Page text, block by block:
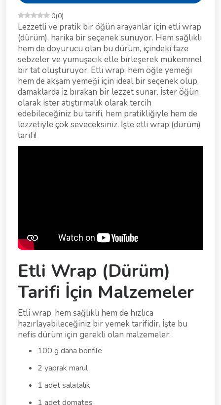
0(0)
Lezzetli ve pratik bir öğün arayanlar için etli wrap
(dürüm), harika bir seçenek sunuyor. Hem sağlıklı
hem de doyurucu olan bu dürüm, içindeki taze
sebzeler ve yumuşacık etle birleşerek mükemmel
bir tat oluşturuyor. Etli wrap, hem öğle yemeği
hem de akşam yemeği için ideal bir seçenek olup,
damaklarda iz bırakan bir lezzet sunar. İster öğün
olarak ister atıştırmalık olarak tercih
edebileceğiniz bu tarifi, hem pratikliğiyle hem de
lezzetiyle çok seveceksiniz. İşte etli wrap (dürüm)
tarifi!
Etli Wrap (Dürüm)
Tarifi İçin Malzemeler
Etli wrap, hem sağlıklı hem de hızlıca
hazırlayabileceğiniz bir yemek tarifidir. İşte bu
nefis dürüm için gerekli olan malzemeler:
100 g dana bonfile
2 yaprak marul
1 adet salatalık
1 adet domates